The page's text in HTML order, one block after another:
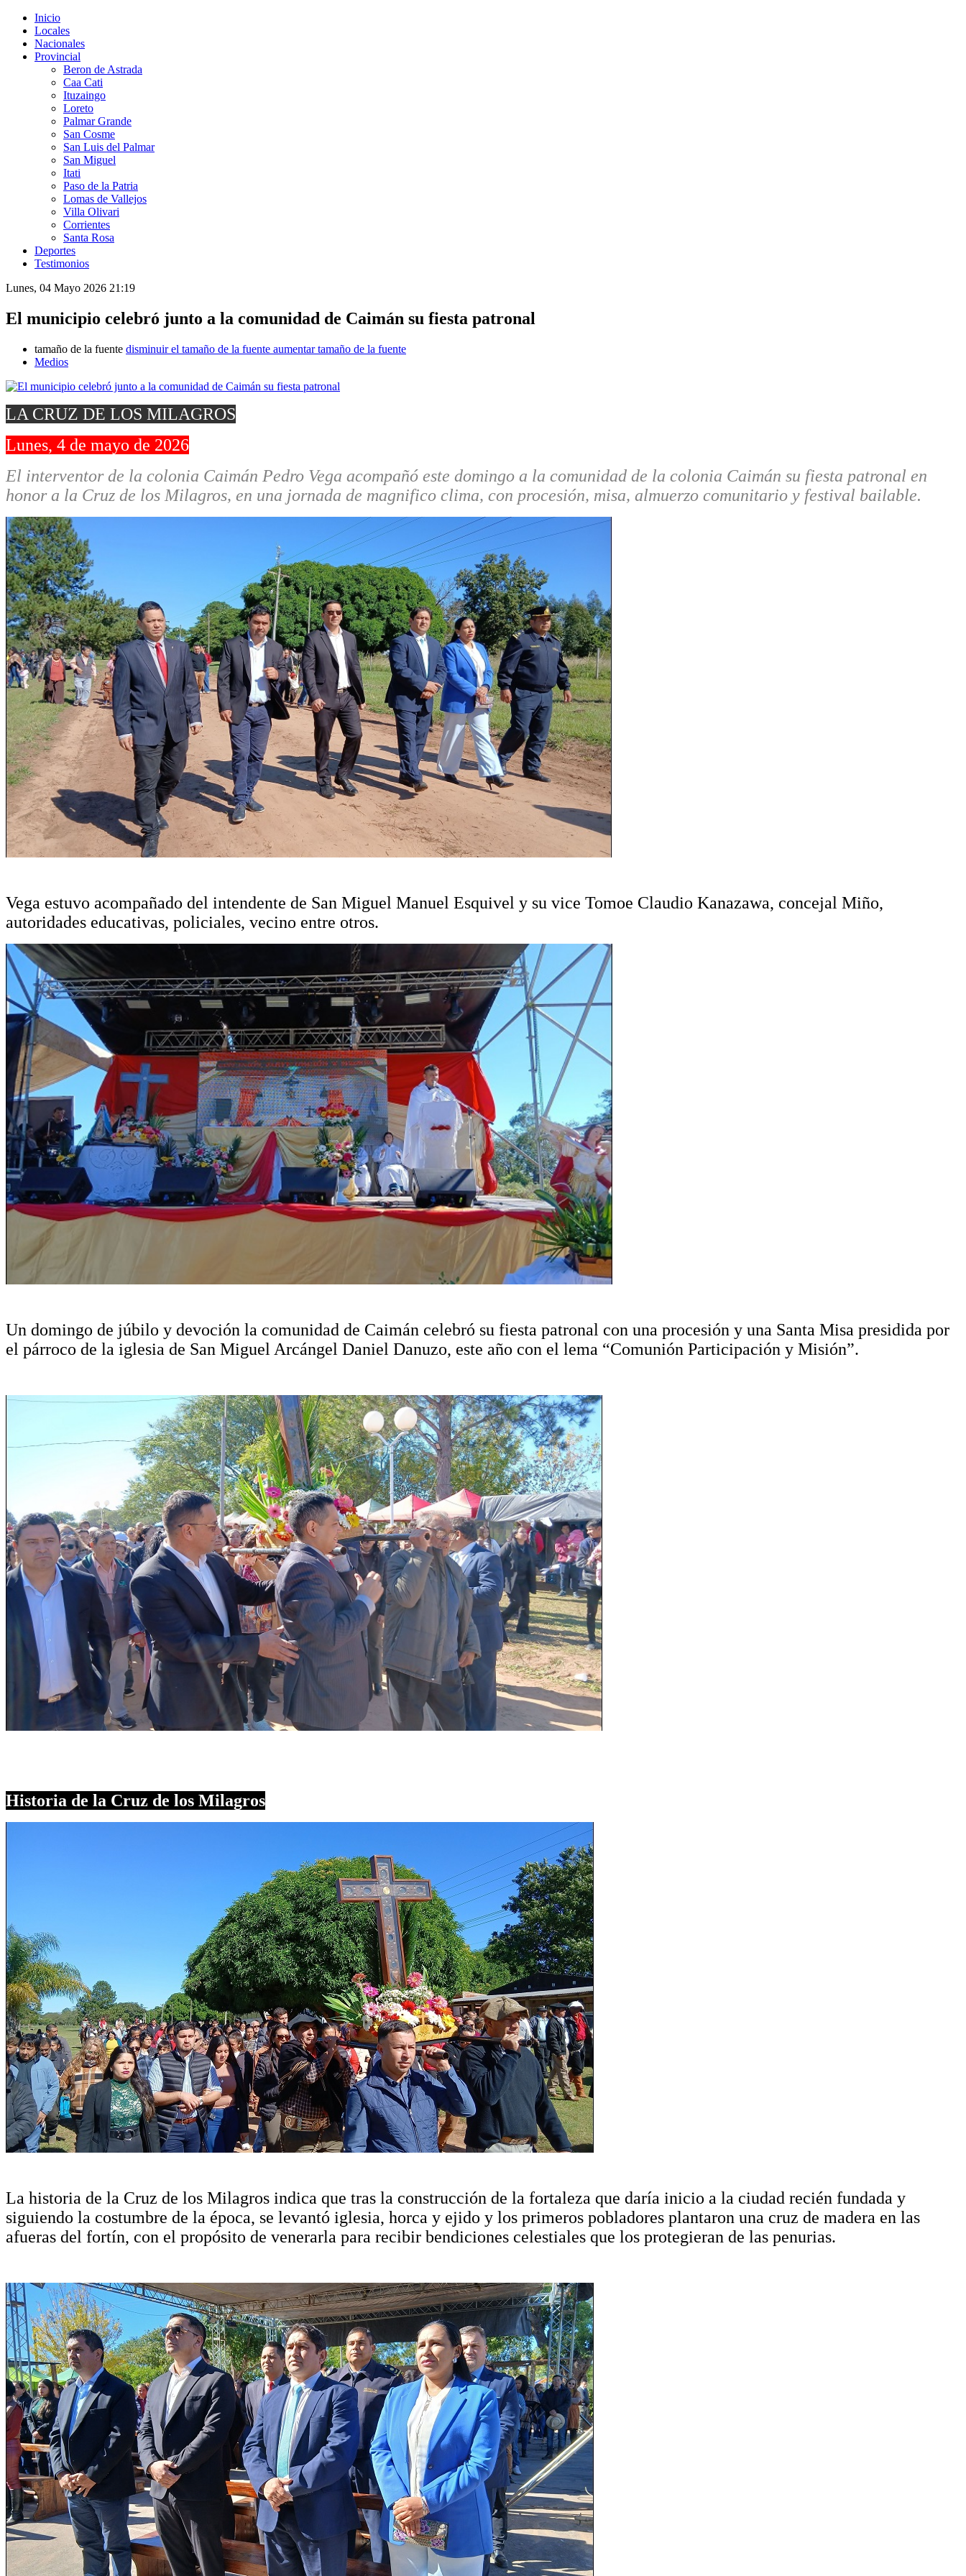
Inicio
Locales
Nacionales
Provincial
Beron de Astrada
Caa Cati
Ituzaingo
Loreto
Palmar Grande
San Cosme
San Luis del Palmar
San Miguel
Itati
Paso de la Patria
Lomas de Vallejos
Villa Olivari
Corrientes
Santa Rosa
Deportes
Testimonios
Lunes, 04 Mayo 2026 21:19
El municipio celebró junto a la comunidad de Caimán su fiesta patronal
tamaño de la fuente disminuir el tamaño de la fuente aumentar tamaño de la fuente
Medios
LA CRUZ DE LOS MILAGROS
Lunes, 4 de mayo de 2026
El interventor de la colonia Caimán Pedro Vega acompañó este domingo a la comunidad de la colonia Caimán su fiesta patronal en
honor a la Cruz de los Milagros, en una jornada de magnifico clima, con procesión, misa, almuerzo comunitario y festival bailable.
Vega estuvo acompañado del intendente de San Miguel Manuel Esquivel y su vice Tomoe Claudio Kanazawa, concejal Miño,
autoridades educativas, policiales, vecino entre otros.
Un domingo de júbilo y devoción la comunidad de Caimán celebró su fiesta patronal con una procesión y una Santa Misa presidida por
el párroco de la iglesia de San Miguel Arcángel Daniel Danuzo, este año con el lema “Comunión Participación y Misión”.
Historia de la Cruz de los Milagros
La historia de la Cruz de los Milagros indica que tras la construcción de la fortaleza que daría inicio a la ciudad recién fundada y
siguiendo la costumbre de la época, se levantó iglesia, horca y ejido y los primeros pobladores plantaron una cruz de madera en las
afueras del fortín, con el propósito de venerarla para recibir bendiciones celestiales que los protegieran de las penurias.